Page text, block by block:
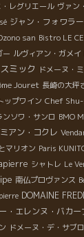
・レグリエール ヴァン
ジャン・フォワラ
san Bistro LE
ー ルヴィアン・ガメイ
ミック ドメーヌ・
Jouret 長崎の大坪
ップワイン Chef
ンソワ・サンロ BMO
アン・コクレ
マリオン Paris
シャトレ Le
南仏プロヴァンス
DOMAINE
・エレンヌ・バカー
ドメーヌ・デ・サブ